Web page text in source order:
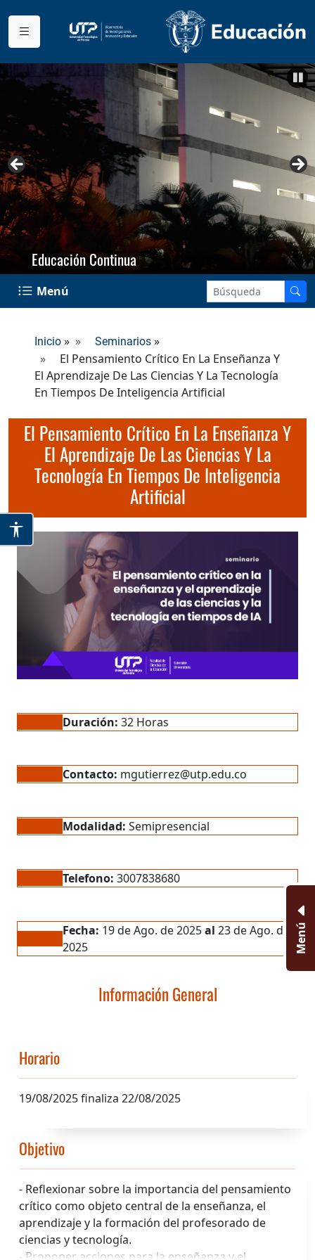
Educación Continua
Menú
Menú
Inicio » Seminarios »
El Pensamiento Crítico En La Enseñanza Y
El Aprendizaje De Las Ciencias Y La Tecnología
En Tiempos De Inteligencia Artificial
El Pensamiento Crítico En La Enseñanza Y
El Aprendizaje De Las Ciencias Y La
Tecnología En Tiempos De Inteligencia
Artificial
Duración: 32 Horas
Contacto: mgutierrez@utp.edu.co
Modalidad: Semipresencial
Telefono: 3007838680
Fecha: 19 de Ago. de 2025al 23 de Ago. de
2025
Información General
Horario
19/08/2025 finaliza 22/08/2025
Objetivo
- Reflexionar sobre la importancia del pensamiento
crítico como objeto central de la enseñanza, el
aprendizaje y la formación del profesorado de
ciencias y tecnología.
- Proponer acciones para la enseñanza y el